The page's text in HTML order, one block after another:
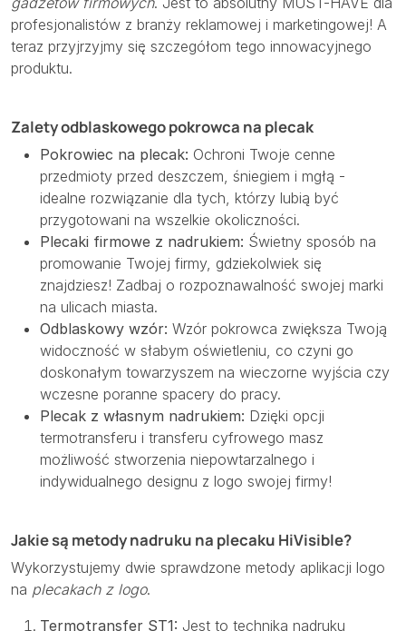
profesjonalistów z branży reklamowej i marketingowej! A
teraz przyjrzyjmy się szczegółom tego innowacyjnego
produktu.
Zalety odblaskowego pokrowca na plecak
Pokrowiec na plecak: Ochroni Twoje cenne
przedmioty przed deszczem, śniegiem i mgłą -
idealne rozwiązanie dla tych, którzy lubią być
przygotowani na wszelkie okoliczności.
Plecaki firmowe z nadrukiem: Świetny sposób na
promowanie Twojej firmy, gdziekolwiek się
znajdziesz! Zadbaj o rozpoznawalność swojej marki
na ulicach miasta.
Odblaskowy wzór: Wzór pokrowca zwiększa Twoją
widoczność w słabym oświetleniu, co czyni go
doskonałym towarzyszem na wieczorne wyjścia czy
wczesne poranne spacery do pracy.
Plecak z własnym nadrukiem: Dzięki opcji
termotransferu i transferu cyfrowego masz
możliwość stworzenia niepowtarzalnego i
indywidualnego designu z logo swojej firmy!
Jakie są metody nadruku na plecaku HiVisible?
Wykorzystujemy dwie sprawdzone metody aplikacji logo
na plecakach z logo.
Termotransfer ST1: Jest to technika nadruku